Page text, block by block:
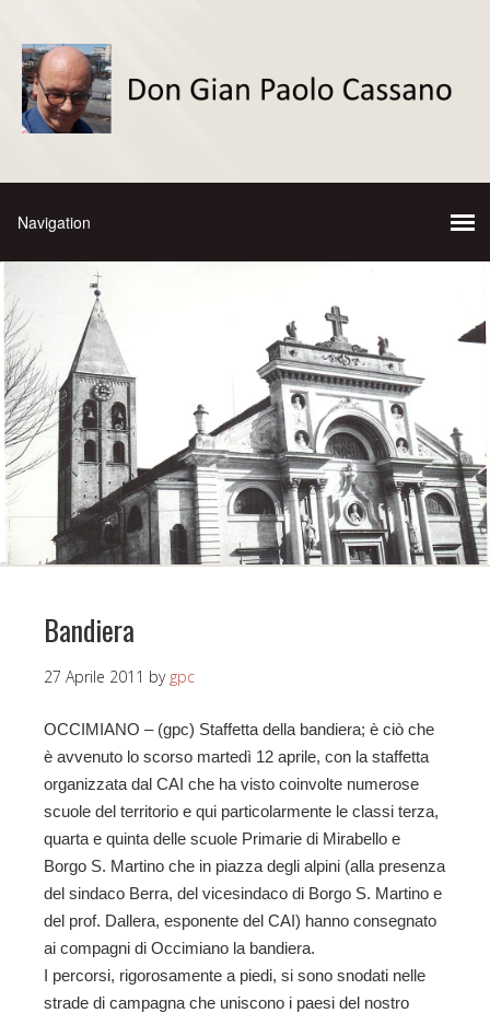
Bandiera
27 Aprile 2011 by gpc
OCCIMIANO – (gpc) Staffetta della bandiera; è ciò che
è avvenuto lo scorso martedì 12 aprile, con la staffetta
organizzata dal CAI che ha visto coinvolte numerose
scuole del territorio e qui particolarmente le classi terza,
quarta e quinta delle scuole Primarie di Mirabello e
Borgo S. Martino che in piazza degli alpini (alla presenza
del sindaco Berra, del vicesindaco di Borgo S. Martino e
del prof. Dallera, esponente del CAI) hanno consegnato
ai compagni di Occimiano la bandiera.
I percorsi, rigorosamente a piedi, si sono snodati nelle
strade di campagna che uniscono i paesi del nostro